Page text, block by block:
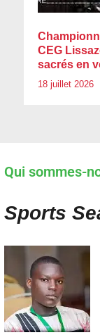
CEG
sacrés en
18 juillet 2026
Qui sommes-
Sports